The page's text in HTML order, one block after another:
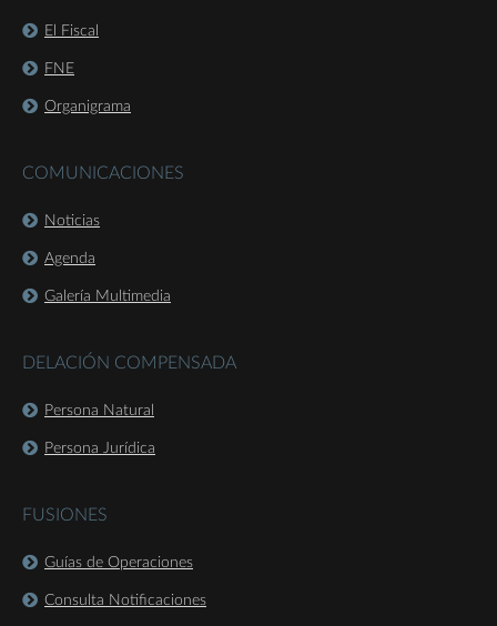
El Fiscal
FNE
Organigrama
COMUNICACIONES
Noticias
Agenda
Galería Multimedia
DELACIÓN COMPENSADA
Persona Natural
Persona Jurídica
FUSIONES
Guías de Operaciones
Consulta Notificaciones